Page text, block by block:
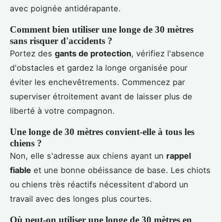
avec poignée antidérapante.
Comment bien utiliser une longe de 30 mètres
sans risquer d'accidents ?
Portez des gants de protection, vérifiez l'absence
d'obstacles et gardez la longe organisée pour
éviter les enchevêtrements. Commencez par
superviser étroitement avant de laisser plus de
liberté à votre compagnon.
Une longe de 30 mètres convient-elle à tous les
chiens ?
Non, elle s'adresse aux chiens ayant un rappel
fiable et une bonne obéissance de base. Les chiots
ou chiens très réactifs nécessitent d'abord un
travail avec des longes plus courtes.
Où peut-on utiliser une longe de 30 mètres en